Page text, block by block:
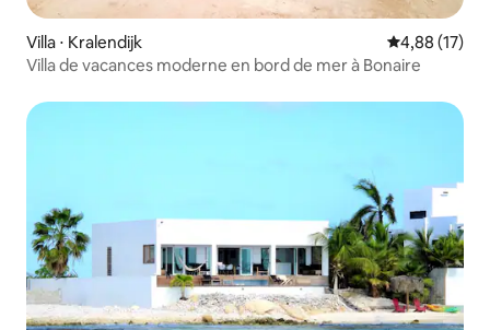
Villa ⋅ Kralendijk Évaluation
4,88 (17)
Villa de vacances moderne en bord de mer à Bonaire